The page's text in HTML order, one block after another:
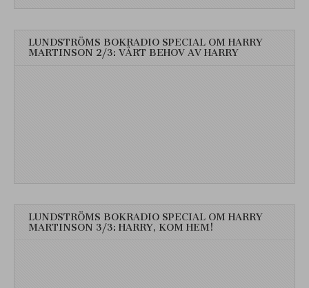
LUNDSTRÖMS BOKRADIO SPECIAL OM HARRY
MARTINSON 2/3: VÅRT BEHOV AV HARRY
LUNDSTRÖMS BOKRADIO SPECIAL OM HARRY
MARTINSON 3/3: HARRY, KOM HEM!